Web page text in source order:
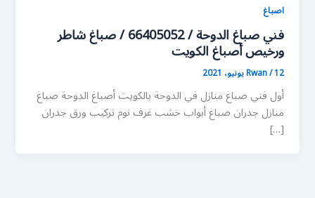
اصباغ
فني صباغ الدوحة / 66405052 / صباغ شاطر
ورخيص أصباغ الكويت
Rwan/12 يونيو، 2021
أول فني صباغ منازل في الدوحة بالكويت أصباغ الدوحة صباغ
منازل جدران صباغ أبواب خشب غرف نوم تركيب ورق جدران
[…]